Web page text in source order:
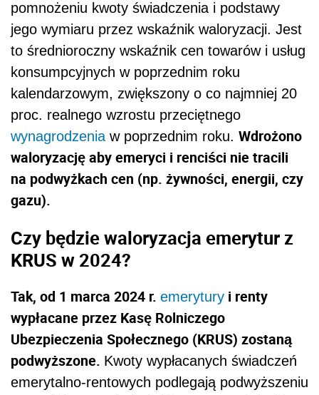
pomnożeniu kwoty świadczenia i podstawy
jego wymiaru przez wskaźnik waloryzacji. Jest
to średnioroczny wskaźnik cen towarów i usług
konsumpcyjnych w poprzednim roku
kalendarzowym, zwiększony o co najmniej 20
proc. realnego wzrostu przeciętnego
wynagrodzenia w poprzednim roku. Wdrożono
waloryzację abyemeryci i renciści nie tracili
na podwyżkach cen (np. żywności, energii, czy
gazu).
Czy będzie waloryzacja emerytur z
KRUS w 2024?
Tak, od 1 marca 2024 r. emerytury i renty
wypłacane przez Kasę Rolniczego
Ubezpieczenia Społecznego (KRUS) zostaną
podwyższone. Kwoty wypłacanych świadczeń
emerytalno-rentowych podlegają podwyższeniu